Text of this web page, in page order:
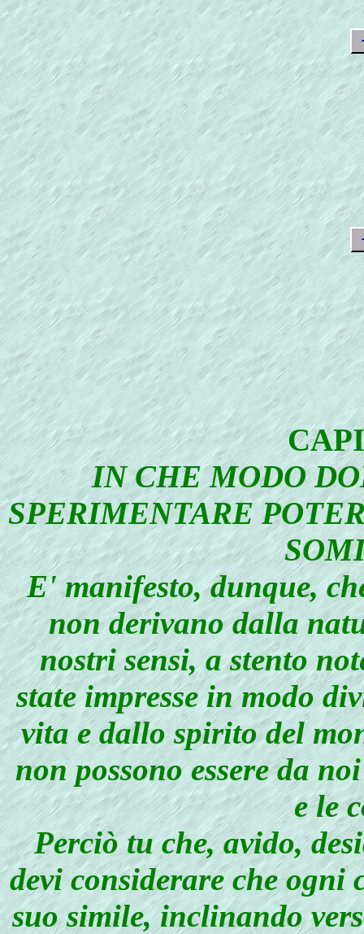
IN CHE MODO
SPERIMENTARE
E' manifesto, dunque,
non derivano dalla
nostri sensi, a stento
state impresse in modo
vita e dallo spirito del
non possono essere da
e le
Perciò tu che, avido,
devi considerare che ogni
suo simile, inclinando